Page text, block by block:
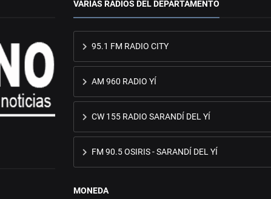
VARIAS RADIOS DEL DEPARTAMENTO
95.1 FM RADIO CITY
AM 960 RADIO YÍ
CW 155 RADIO SARANDÍ DEL YÍ
FM 90.5 OSIRIS - SARANDÍ DEL YÍ
MONEDA